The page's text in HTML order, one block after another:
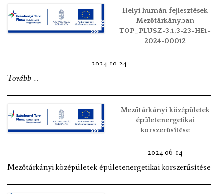
elvezető
árok
mederrehabilitációja
2022-
00028”
Helyi humán fejlesztések
Mezőtárkányban
TOP_PLUSZ-3.1.3-23-HE1-
2024-00012
2024-10-24
Tovább „Helyi
Mezőtárkányban
TOP_PLUSZ-
23-
HE1-
…
Mezőtárkányi középületek
épületenergetikai
korszerűsítése
2024-06-14
Mezőtárkányi középületek épületenergetikai korszerűsítése